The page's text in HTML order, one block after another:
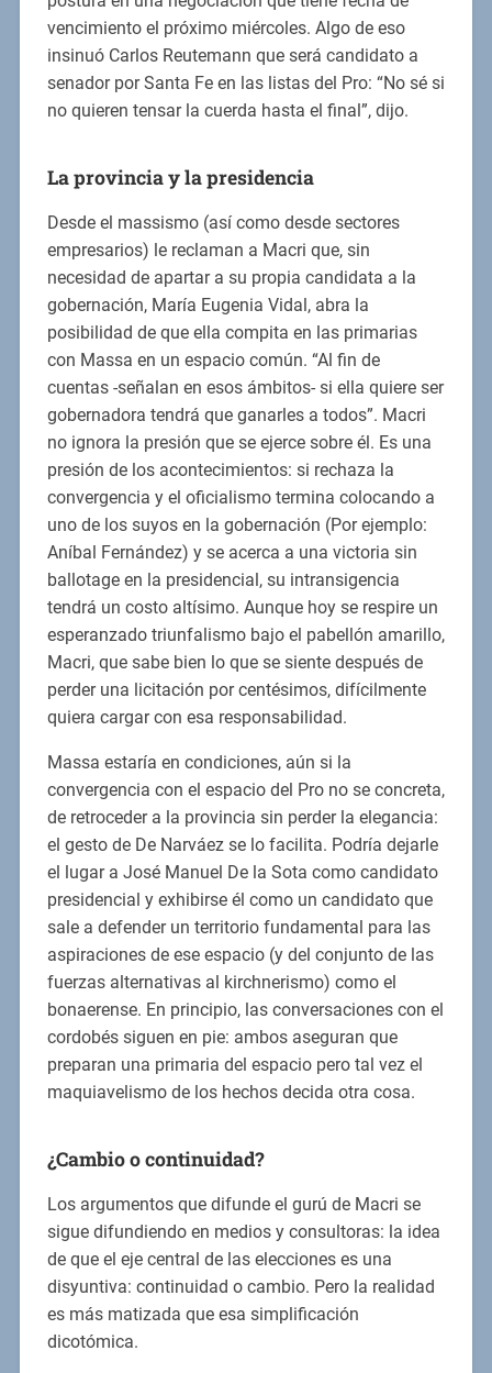
vencimiento el próximo miércoles. Algo de eso
insinuó Carlos Reutemann que será candidato a
senador por Santa Fe en las listas del Pro: “No sé si
no quieren tensar la cuerda hasta el final”, dijo.
La provincia y la presidencia
Desde el massismo (así como desde sectores
empresarios) le reclaman a Macri que, sin
necesidad de apartar a su propia candidata a la
gobernación, María Eugenia Vidal, abra la
posibilidad de que ella compita en las primarias
con Massa en un espacio común. “Al fin de
cuentas -señalan en esos ámbitos- si ella quiere ser
gobernadora tendrá que ganarles a todos”. Macri
no ignora la presión que se ejerce sobre él. Es una
presión de los acontecimientos: si rechaza la
convergencia y el oficialismo termina colocando a
uno de los suyos en la gobernación (Por ejemplo:
Aníbal Fernández) y se acerca a una victoria sin
ballotage en la presidencial, su intransigencia
tendrá un costo altísimo. Aunque hoy se respire un
esperanzado triunfalismo bajo el pabellón amarillo,
Macri, que sabe bien lo que se siente después de
perder una licitación por centésimos, difícilmente
quiera cargar con esa responsabilidad.
Massa estaría en condiciones, aún si la
convergencia con el espacio del Pro no se concreta,
de retroceder a la provincia sin perder la elegancia:
el gesto de De Narváez se lo facilita. Podría dejarle
el lugar a José Manuel De la Sota como candidato
presidencial y exhibirse él como un candidato que
sale a defender un territorio fundamental para las
aspiraciones de ese espacio (y del conjunto de las
fuerzas alternativas al kirchnerismo) como el
bonaerense. En principio, las conversaciones con el
cordobés siguen en pie: ambos aseguran que
preparan una primaria del espacio pero tal vez el
maquiavelismo de los hechos decida otra cosa.
¿Cambio o continuidad?
Los argumentos que difunde el gurú de Macri se
sigue difundiendo en medios y consultoras: la idea
de que el eje central de las elecciones es una
disyuntiva: continuidad o cambio. Pero la realidad
es más matizada que esa simplificación
dicotómica.